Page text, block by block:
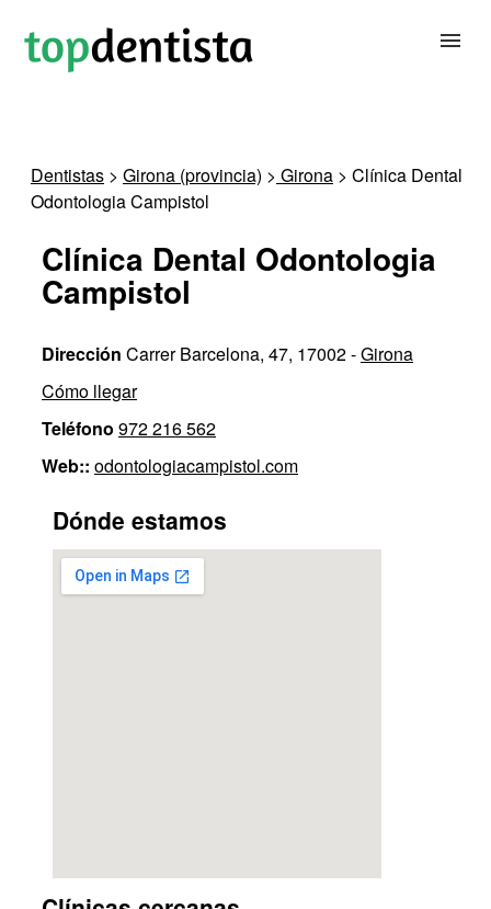
PARA CLÍNICAS DENTALES
CONTACTAR
Dentistas > Girona (provincia) > Girona > Clínica Dental
Odontologia Campistol
Clínica Dental Odontologia
Campistol
Dirección Carrer Barcelona, 47, 17002 -Girona
Cómo llegar
Teléfono 972 216 562
Web:: odontologiacampistol.com
Dónde estamos